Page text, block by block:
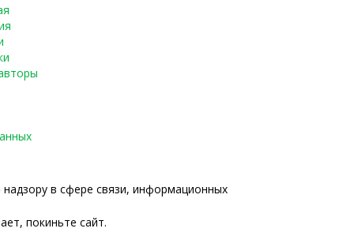
в сфере связи, информационных
покиньте сайт.